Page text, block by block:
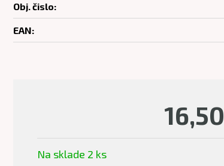
16,50
Na sklade 2 ks
Obj. čislo:
EAN: